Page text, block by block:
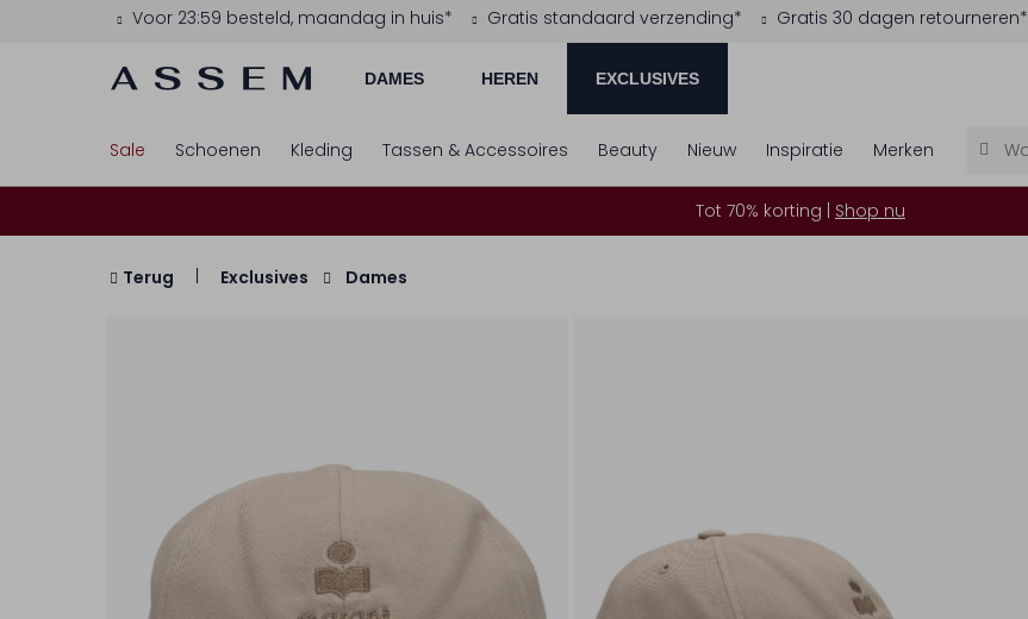
Voor 23:59 besteld, maandag in huis* Gratis standaard verzending* Gratis 30 dagen retourneren*
DAMES HEREN EXCLUSIVES
Sale Schoenen Kleding Tassen & Accessoires Beauty Nieuw Inspiratie Merken
Tot 70% korting | Shop nu
Terug Exclusives Dames